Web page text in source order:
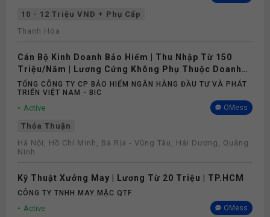
10 - 12 Triệu VND + Phụ Cấp
Thanh Hóa
Cán Bộ Kinh Doanh Bảo Hiểm | Thu Nhập Từ 150
Triệu/Năm | Lương Cứng Không Phụ Thuộc Doanh
Số
TỔNG CÔNG TY CP BẢO HIỂM NGÂN HÀNG ĐẦU TƯ VÀ PHÁT
TRIỂN VIỆT NAM - BIC
Active OMess
Thỏa Thuận
Hà Nội, Hồ Chí Minh, Bà Rịa - Vũng Tàu, Hải Dương, Quảng
Ninh
Kỹ Thuật Xưởng May | Lương Từ 20 Triệu | TP.HCM
CÔNG TY TNHH MAY MẶC QTF
Active OMess